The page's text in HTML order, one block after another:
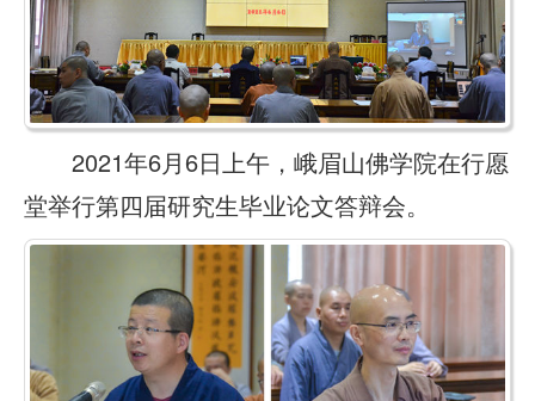
2021年6月6日上午，峨眉山佛学院在行愿
堂举行第四届研究生毕业论文答辩会。